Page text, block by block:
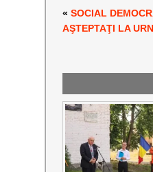
«SOCIAL
AŞTEPTAŢI LA